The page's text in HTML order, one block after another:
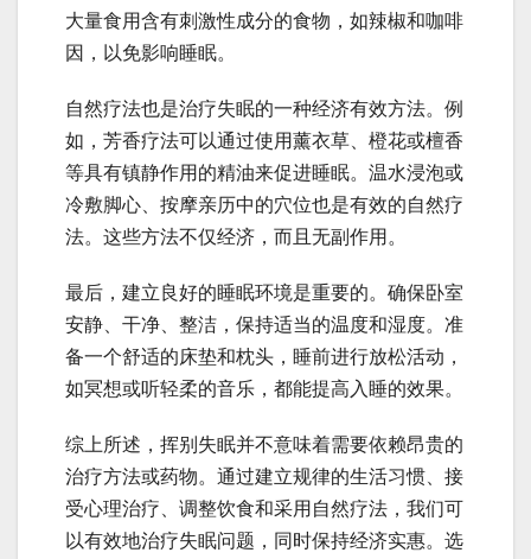
大量食用含有刺激性成分的食物，如辣椒和咖啡
因，以免影响睡眠。
自然疗法也是治疗失眠的一种经济有效方法。例
如，芳香疗法可以通过使用薰衣草、橙花或檀香
等具有镇静作用的精油来促进睡眠。温水浸泡或
冷敷脚心、按摩亲历中的穴位也是有效的自然疗
法。这些方法不仅经济，而且无副作用。
最后，建立良好的睡眠环境是重要的。确保卧室
安静、干净、整洁，保持适当的温度和湿度。准
备一个舒适的床垫和枕头，睡前进行放松活动，
如冥想或听轻柔的音乐，都能提高入睡的效果。
综上所述，挥别失眠并不意味着需要依赖昂贵的
治疗方法或药物。通过建立规律的生活习惯、接
受心理治疗、调整饮食和采用自然疗法，我们可
以有效地治疗失眠问题，同时保持经济实惠。选